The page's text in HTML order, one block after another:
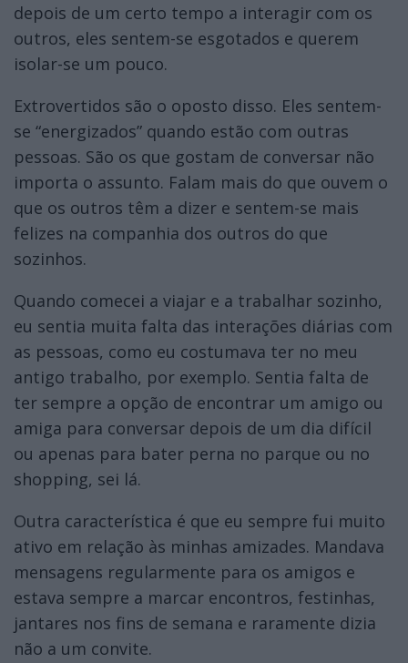
depois de um certo tempo a interagir com os
outros, eles sentem-se esgotados e querem
isolar-se um pouco.
Extrovertidos são o oposto disso. Eles sentem-
se “energizados” quando estão com outras
pessoas. São os que gostam de conversar não
importa o assunto. Falam mais do que ouvem o
que os outros têm a dizer e sentem-se mais
felizes na companhia dos outros do que
sozinhos.
Quando comecei a viajar e a trabalhar sozinho,
eu sentia muita falta das interações diárias com
as pessoas, como eu costumava ter no meu
antigo trabalho, por exemplo. Sentia falta de
ter sempre a opção de encontrar um amigo ou
amiga para conversar depois de um dia difícil
ou apenas para bater perna no parque ou no
shopping, sei lá.
Outra característica é que eu sempre fui muito
ativo em relação às minhas amizades. Mandava
mensagens regularmente para os amigos e
estava sempre a marcar encontros, festinhas,
jantares nos fins de semana e raramente dizia
não a um convite.